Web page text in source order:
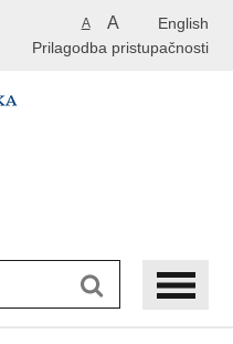
English
A A
Prilagodba pristupačnosti